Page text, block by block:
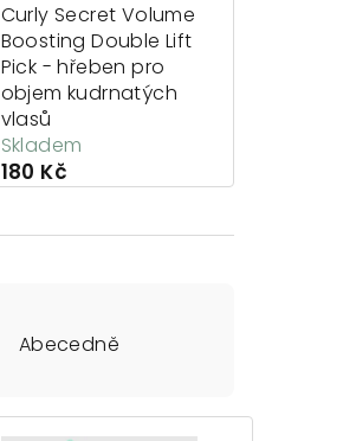
Curly Secret Volume
Boosting Double Lift
Pick - hřeben pro
objem kudrnatých
vlasů
Skladem
180 Kč
Abecedně